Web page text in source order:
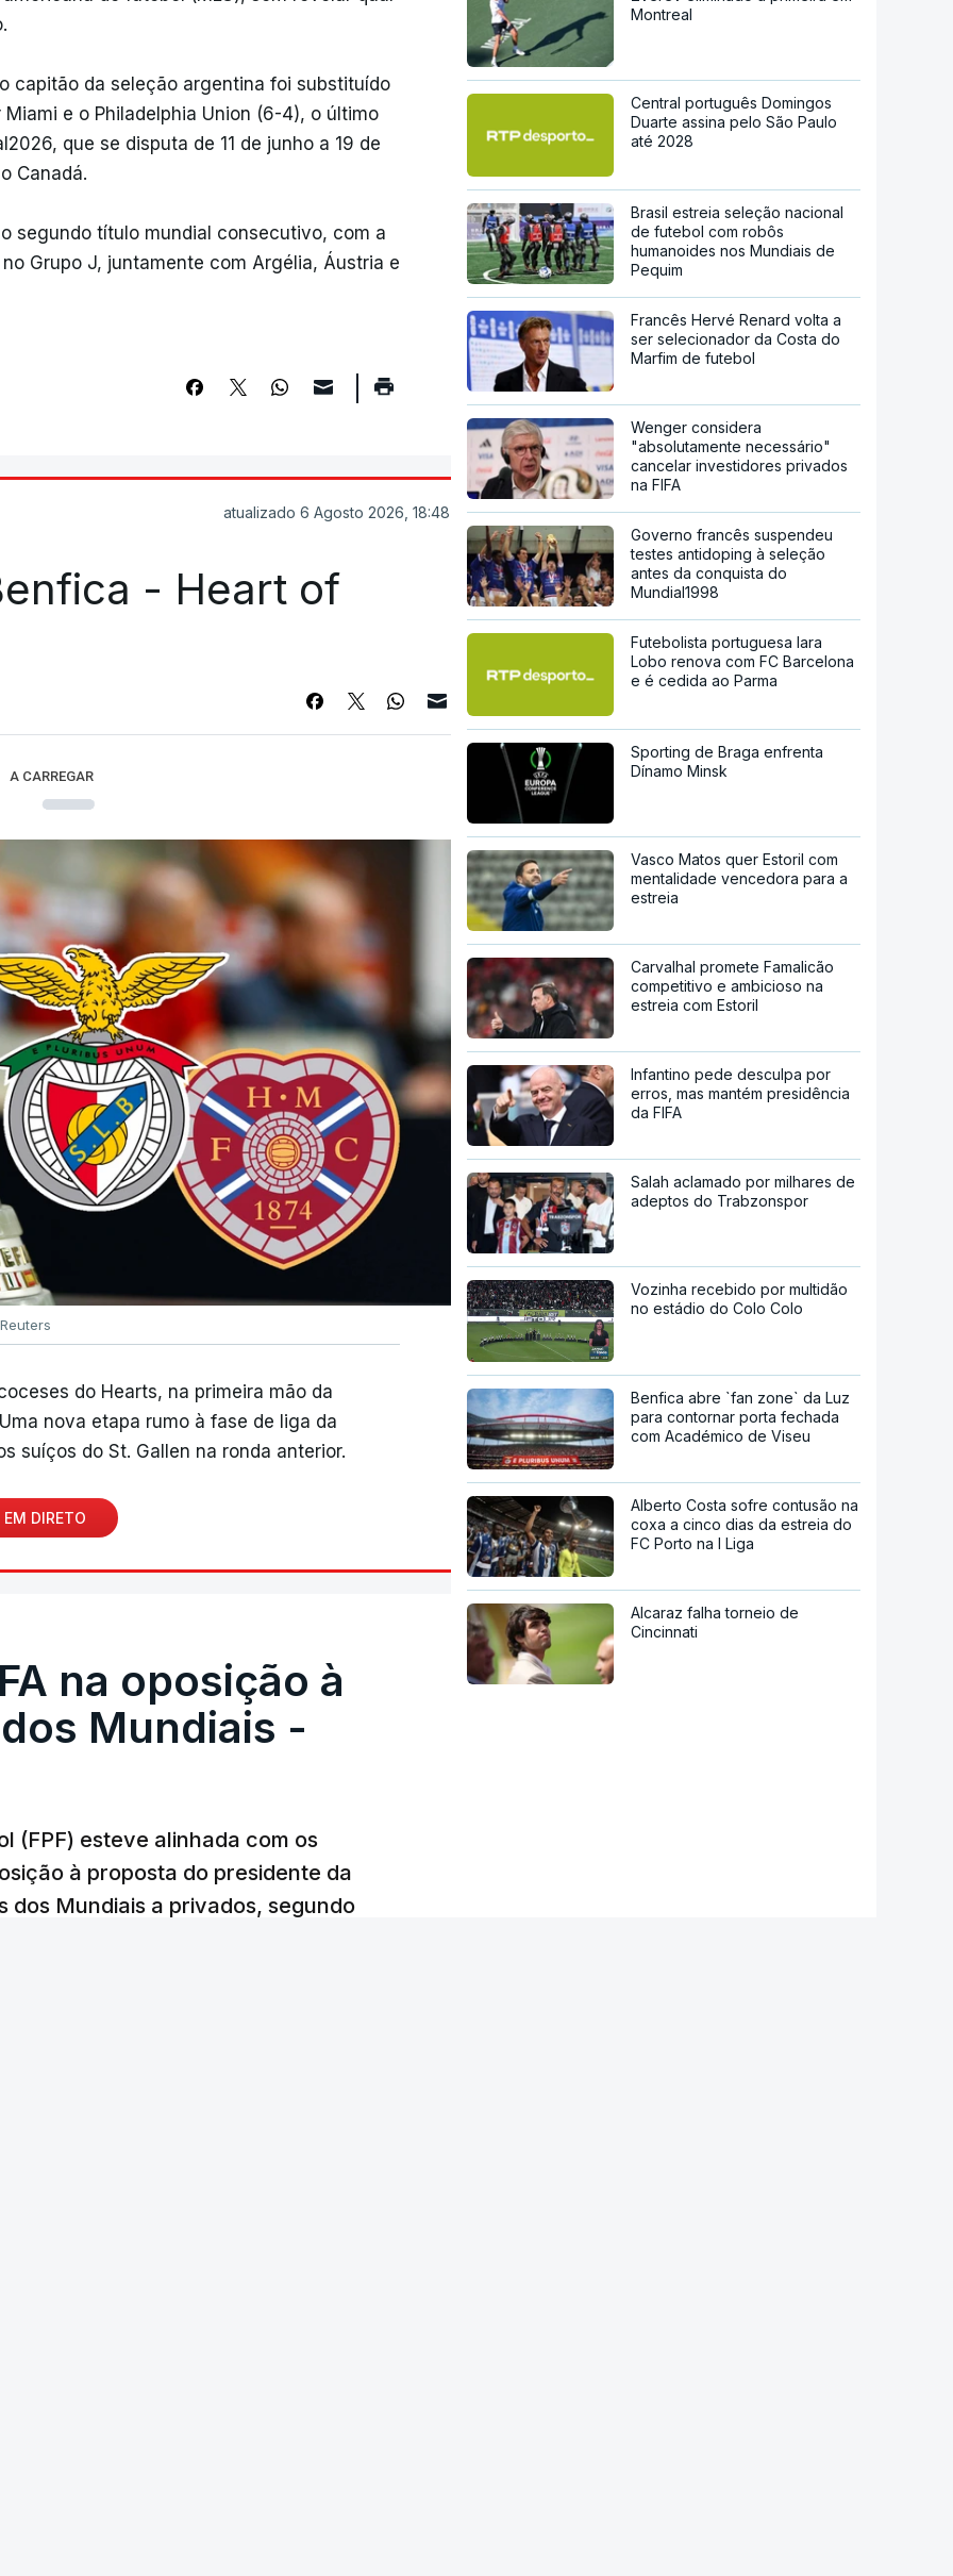
capitão da seleção argentina foi substituído
e o Philadelphia Union (6-4), o último
que se disputa de 11 de junho a 19 de
Canadá.
segundo título mundial consecutivo, com a
Grupo J, juntamente com Argélia, Áustria e
atualizado 6 Agosto 2026, 18:48
- Heart of
A CARREGAR
Reuters
do Hearts, na primeira mão da
nova etapa rumo à fase de liga da
suíços do St. Gallen na ronda anterior.
EM DIRETO
na oposição à
Mundiais -
(FPF) esteve alinhada com os
à proposta do presidente da
dos Mundiais a privados, segundo
Montreal
Central português Domingos
Duarte assina pelo São Paulo
até 2028
Brasil estreia seleção nacional
de futebol com robôs
humanoides nos Mundiais de
Pequim
Francês Hervé Renard volta a
ser selecionador da Costa do
Marfim de futebol
Wenger considera
"absolutamente necessário"
cancelar investidores privados
na FIFA
Governo francês suspendeu
testes antidoping à seleção
antes da conquista do
Mundial1998
Futebolista portuguesa Iara
Lobo renova com FC Barcelona
e é cedida ao Parma
Sporting de Braga enfrenta
Dínamo Minsk
Vasco Matos quer Estoril com
mentalidade vencedora para a
estreia
Carvalhal promete Famalicão
competitivo e ambicioso na
estreia com Estoril
Infantino pede desculpa por
erros, mas mantém presidência
da FIFA
Salah aclamado por milhares de
adeptos do Trabzonspor
Vozinha recebido por multidão
no estádio do Colo Colo
Benfica abre `fan zone` da Luz
para contornar porta fechada
com Académico de Viseu
Alberto Costa sofre contusão na
coxa a cinco dias da estreia do
FC Porto na I Liga
Alcaraz falha torneio de
Cincinnati